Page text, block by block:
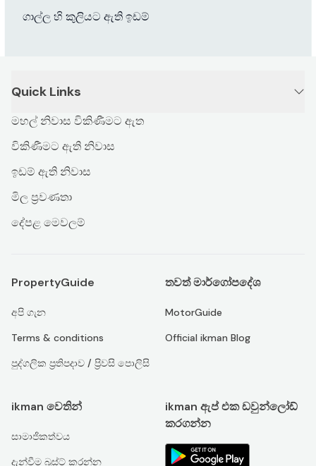
ගාල්ල හි කුලියට ඇති ඉඩම්
Quick Links
මහල් නිවාස විකිණීමට ඇත
විකිණීමට ඇති නිවාස
ඉඩම් ඇති නිවාස
මිල ප්‍රවණතා
දේපළ මෙවලම්
PropertyGuide
අපි ගැන
Terms & conditions
පුද්ගලික ප්‍රතිපදාව / ප්‍රිවසි පොලිසි
තවත් මාර්ගෝපදේශ
MotorGuide
Official ikman Blog
ikman වෙතින්
සාමාජිකත්වය
දැන්වීම බූස්ට් කරන්න
ikman ඇප් එක ඩවුන්ලෝඩ්
කරගන්න